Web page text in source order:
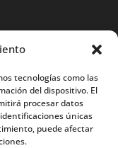
tecnologías como las
del dispositivo. El
procesar datos
únicas
puede afectar